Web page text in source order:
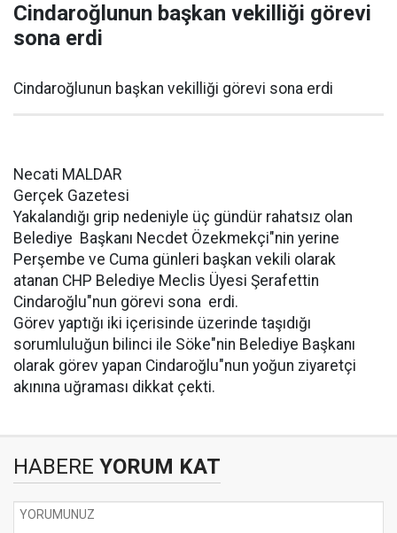
Cindaroğlunun başkan vekilliği görevi
sona erdi
Cindaroğlunun başkan vekilliği görevi sona erdi
Necati MALDAR
Gerçek Gazetesi
Yakalandığı grip nedeniyle üç gündür rahatsız olan
Belediye Başkanı Necdet Özekmekçi"nin yerine
Perşembe ve Cuma günleri başkan vekili olarak
atanan CHP Belediye Meclis Üyesi Şerafettin
Cindaroğlu"nun görevi sona erdi.
Görev yaptığı iki içerisinde üzerinde taşıdığı
sorumluluğun bilinci ile Söke"nin Belediye Başkanı
olarak görev yapan Cindaroğlu"nun yoğun ziyaretçi
akınına uğraması dikkat çekti.
HABERE YORUM KAT